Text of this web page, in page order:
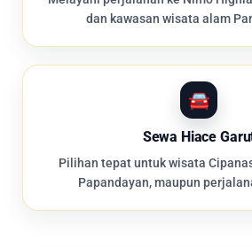
dan kawasan wisata alam
Sewa Hiace
Pilihan tepat untuk wisata
Papandayan, maupun